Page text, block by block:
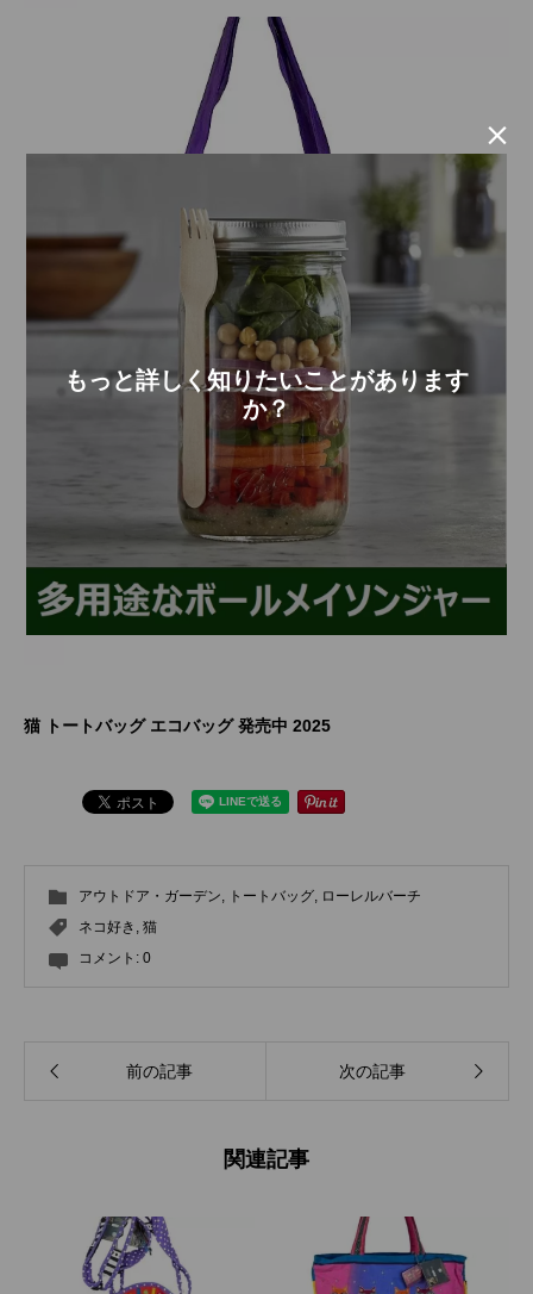
猫 トートバッグ エコバッグ 発売中 2025
アウトドア・ガーデン トートバッグ ローレルバーチ
ネコ好き 猫
コメント: 0
前の記事 次の記事
関連記事
もっと詳しく知りたいことがあります
か？
